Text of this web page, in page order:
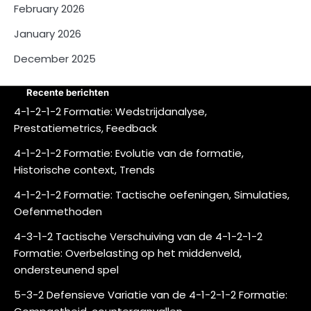
February 2026
January 2026
December 2025
Recente berichten
4-1-2-1-2 Formatie: Wedstrijdanalyse,
Prestatiemetrics, Feedback
4-1-2-1-2 Formatie: Evolutie van de formatie,
Historische context, Trends
4-1-2-1-2 Formatie: Tactische oefeningen, Simulaties,
Oefenmethoden
4-3-1-2 Tactische Verschuiving van de 4-1-2-1-2
Formatie: Overbelasting op het middenveld,
ondersteunend spel
5-3-2 Defensieve Variatie van de 4-1-2-1-2 Formatie: